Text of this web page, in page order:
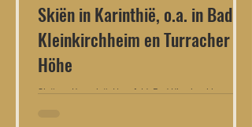
Skiën in Karinthië, o.a. in Bad
Kleinkirchheim en Turracher
Höhe
Skiën in Karinthië: Nassfeld, Bad Kleinkirchheim,